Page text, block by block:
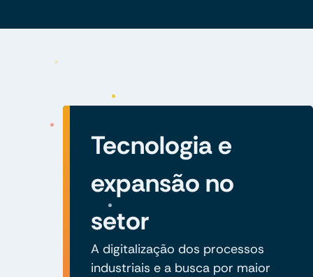
Tecnologia e
expansão no
setor
A digitalização dos processos
industriais e a busca por maior